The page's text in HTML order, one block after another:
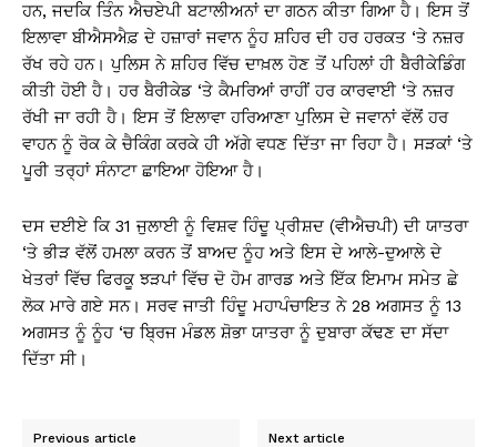
ਹਨ, ਜਦਕਿ ਤਿੰਨ ਐਚਏਪੀ ਬਟਾਲੀਅਨਾਂ ਦਾ ਗਠਨ ਕੀਤਾ ਗਿਆ ਹੈ। ਇਸ ਤੋਂ
ਇਲਾਵਾ ਬੀਐਸਐਫ਼ ਦੇ ਹਜ਼ਾਰਾਂ ਜਵਾਨ ਨੂੰਹ ਸ਼ਹਿਰ ਦੀ ਹਰ ਹਰਕਤ ‘ਤੇ ਨਜ਼ਰ
ਰੱਖ ਰਹੇ ਹਨ। ਪੁਲਿਸ ਨੇ ਸ਼ਹਿਰ ਵਿੱਚ ਦਾਖ਼ਲ ਹੋਣ ਤੋਂ ਪਹਿਲਾਂ ਹੀ ਬੈਰੀਕੇਡਿੰਗ
ਕੀਤੀ ਹੋਈ ਹੈ। ਹਰ ਬੈਰੀਕੇਡ ‘ਤੇ ਕੈਮਰਿਆਂ ਰਾਹੀਂ ਹਰ ਕਾਰਵਾਈ ‘ਤੇ ਨਜ਼ਰ
ਰੱਖੀ ਜਾ ਰਹੀ ਹੈ। ਇਸ ਤੋਂ ਇਲਾਵਾ ਹਰਿਆਣਾ ਪੁਲਿਸ ਦੇ ਜਵਾਨਾਂ ਵੱਲੋਂ ਹਰ
ਵਾਹਨ ਨੂੰ ਰੋਕ ਕੇ ਚੈਕਿੰਗ ਕਰਕੇ ਹੀ ਅੱਗੇ ਵਧਣ ਦਿੱਤਾ ਜਾ ਰਿਹਾ ਹੈ। ਸੜਕਾਂ ‘ਤੇ
ਪੂਰੀ ਤਰ੍ਹਾਂ ਸੰਨਾਟਾ ਛਾਇਆ ਹੋਇਆ ਹੈ।
ਦਸ ਦਈਏ ਕਿ 31 ਜੁਲਾਈ ਨੂੰ ਵਿਸ਼ਵ ਹਿੰਦੂ ਪ੍ਰੀਸ਼ਦ (ਵੀਐਚਪੀ) ਦੀ ਯਾਤਰਾ
‘ਤੇ ਭੀੜ ਵੱਲੋਂ ਹਮਲਾ ਕਰਨ ਤੋਂ ਬਾਅਦ ਨੂੰਹ ਅਤੇ ਇਸ ਦੇ ਆਲੇ-ਦੁਆਲੇ ਦੇ
ਖੇਤਰਾਂ ਵਿੱਚ ਫਿਰਕੂ ਝੜਪਾਂ ਵਿੱਚ ਦੋ ਹੋਮ ਗਾਰਡ ਅਤੇ ਇੱਕ ਇਮਾਮ ਸਮੇਤ ਛੇ
ਲੋਕ ਮਾਰੇ ਗਏ ਸਨ। ਸਰਵ ਜਾਤੀ ਹਿੰਦੂ ਮਹਾਪੰਚਾਇਤ ਨੇ 28 ਅਗਸਤ ਨੂੰ 13
ਅਗਸਤ ਨੂੰ ਨੂੰਹ ‘ਚ ਬ੍ਰਿਜ ਮੰਡਲ ਸ਼ੋਭਾ ਯਾਤਰਾ ਨੂੰ ਦੁਬਾਰਾ ਕੱਢਣ ਦਾ ਸੱਦਾ
ਦਿੱਤਾ ਸੀ।
Previous article Next article